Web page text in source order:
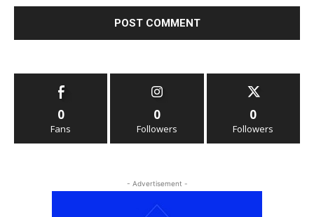
0
Fans
0
Followers
0
Followers
- Advertisement -